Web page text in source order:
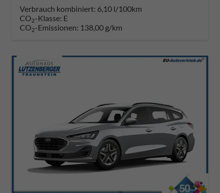
Verbrauch kombiniert: 6,10 l/100km
CO2-Klasse: E
CO2-Emissionen: 138,00 g/km